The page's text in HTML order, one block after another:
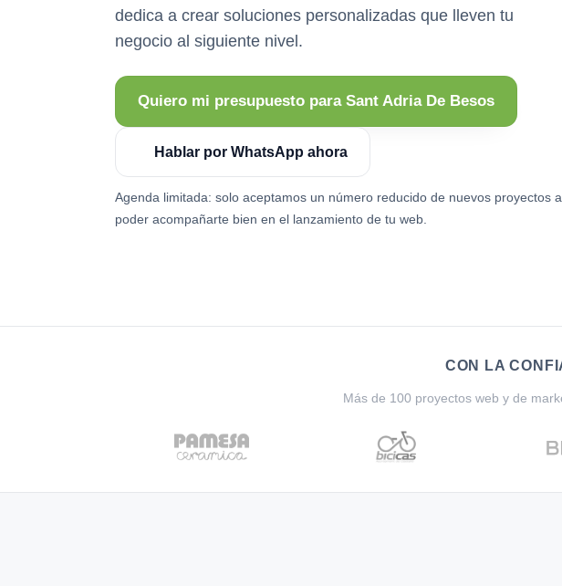
dedica a crear soluciones personalizadas que lleven tu
negocio al siguiente nivel.
Quiero mi presupuesto para Sant Adria De Besos
Hablar por WhatsApp ahora
Agenda limitada: solo aceptamos un número reducido de nuevos proyectos
poder acompañarte bien en el lanzamiento de tu web.
CON LA
Más de 100 proyectos web y de